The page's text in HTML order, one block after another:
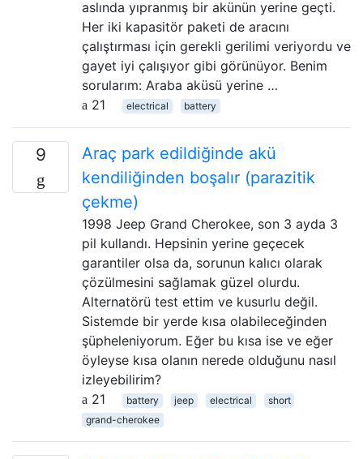
aslında yıpranmış bir akünün yerine geçti.
Her iki kapasitör paketi de aracını
çalıştırması için gerekli gerilimi veriyordu ve
gayet iyi çalışıyor gibi görünüyor. Benim
sorularım: Araba aküsü yerine …
21
electrical battery
9
Araç park edildiğinde akü
kendiliğinden boşalır (parazitik
çekme)
1998 Jeep Grand Cherokee, son 3 ayda 3
pil kullandı. Hepsinin yerine geçecek
garantiler olsa da, sorunun kalıcı olarak
çözülmesini sağlamak güzel olurdu.
Alternatörü test ettim ve kusurlu değil.
Sistemde bir yerde kısa olabileceğinden
şüpheleniyorum. Eğer bu kısa ise ve eğer
öyleyse kısa olanın nerede olduğunu nasıl
izleyebilirim?
21
battery jeep electrical
short
grand-cherokee